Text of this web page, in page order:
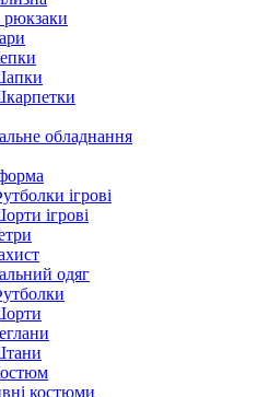
обладнання
ігрові
ігрові
одяг
костюми